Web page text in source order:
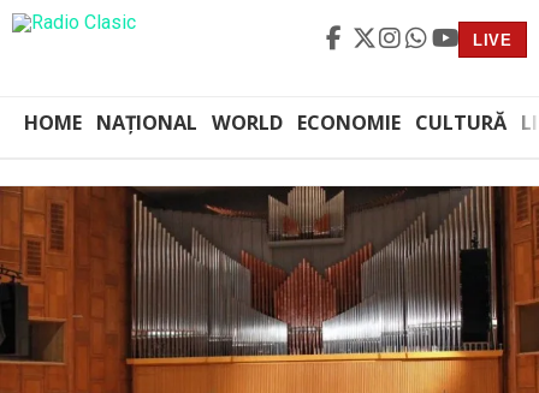
LIVE
HOME NAȚIONAL WORLD ECONOMIE CULTURĂ